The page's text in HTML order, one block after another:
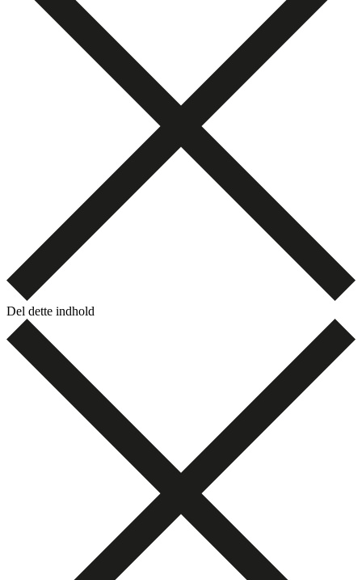
Del dette indhold